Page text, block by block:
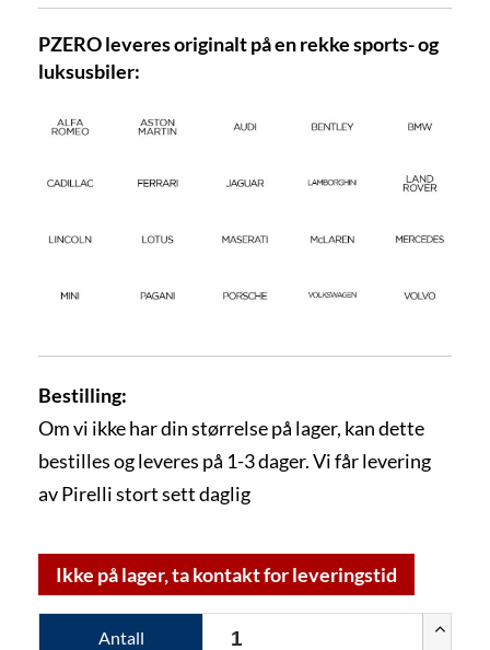
PZERO leveres originalt på en rekke sports- og
luksusbiler:
Bestilling:
Om vi ikke har din størrelse på lager, kan dette
bestilles og leveres på 1-3 dager. Vi får levering
av Pirelli stort sett daglig
Ikke på lager, ta kontakt for leveringstid
Antall